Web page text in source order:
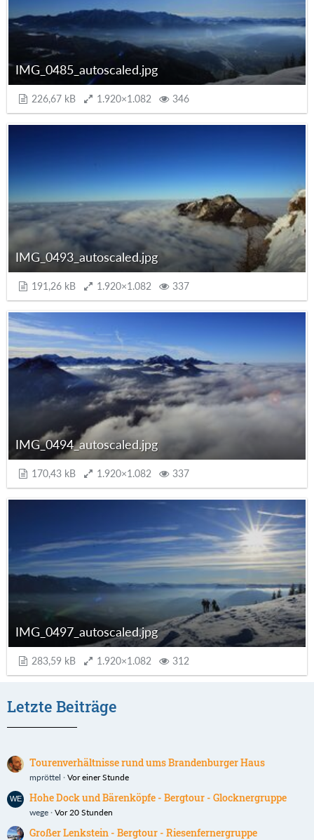
IMG_0485_autoscaled.jpg
226,67 kB 1.920×1.082 346
IMG_0493_autoscaled.jpg
191,26 kB 1.920×1.082 337
IMG_0494_autoscaled.jpg
170,43 kB 1.920×1.082 337
IMG_0497_autoscaled.jpg
283,59 kB 1.920×1.082 312
Letzte Beiträge
Tourenverhältnisse rund ums Brandenburger Haus
mpröttel Vor einer Stunde
Hohe Dock und Bärenköpfe - Bergtour - Glocknergruppe
wege Vor 20 Stunden
Großer Lenkstein - Bergtour - Riesenfernergruppe